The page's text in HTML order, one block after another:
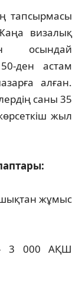
тапсырмасы
визалық
осындай
ден астам
алған.
саны 35
жыл
жұмыс
3 000 АҚШ